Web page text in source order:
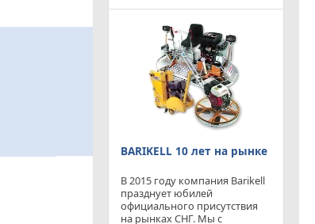
BARIKELL 10 лет на рынке
В 2015 году компания Barikell
празднует юбилей
официального присутствия
на рынках СНГ. Мы с